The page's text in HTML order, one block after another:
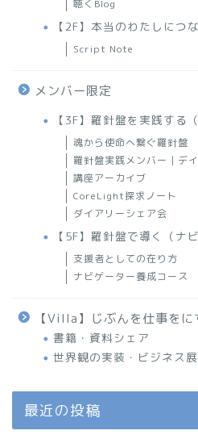
聴くBlog
【2F】本当のわたしにつ
Script Note
メンバー限定
【3F】羅針盤を実践する
魂から使命へ繋ぐ羅針盤
羅針盤実践メンバー｜デ
講座アーカイブ
CoreLight探求ノート
ダイアリーシェア会
【5F】羅針盤で導く（ナ
支援者としての在り方
ナビゲーター養成コース
【Villa】じぶんを仕事をに
書籍・資料シェア
世界観の実装・ビジネス
最近の投稿